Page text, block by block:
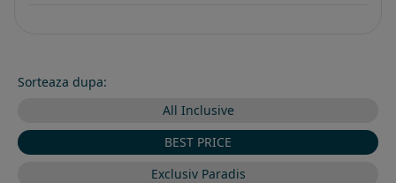
Sorteaza dupa:
All Inclusive
BEST PRICE
Exclusiv Paradis